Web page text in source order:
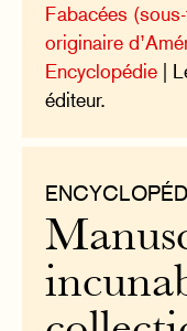
Fabacées
originaire
Encyclopédie |
éditeur.